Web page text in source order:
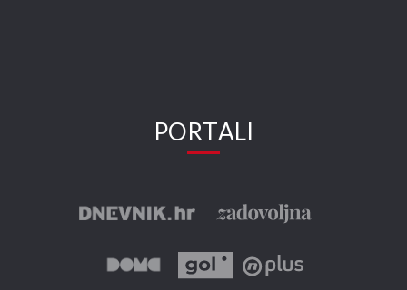
PORTALI